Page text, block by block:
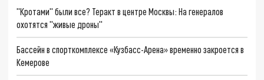
"Кротами" были все? Теракт в центре Москвы: На генералов
охотятся "живые дроны"
Бассейн в спорткомплексе «Кузбасс-Арена» временно закроется в
Кемерове